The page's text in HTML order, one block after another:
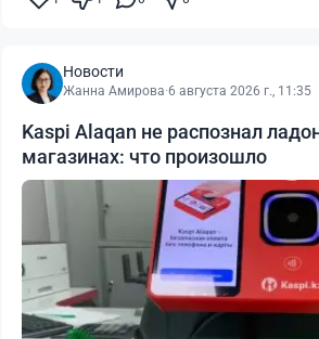
Новости
Жанна Амирова·6 августа 2026 г., 11:35
Kaspi Alaqan не распознал
магазинах: что произошло